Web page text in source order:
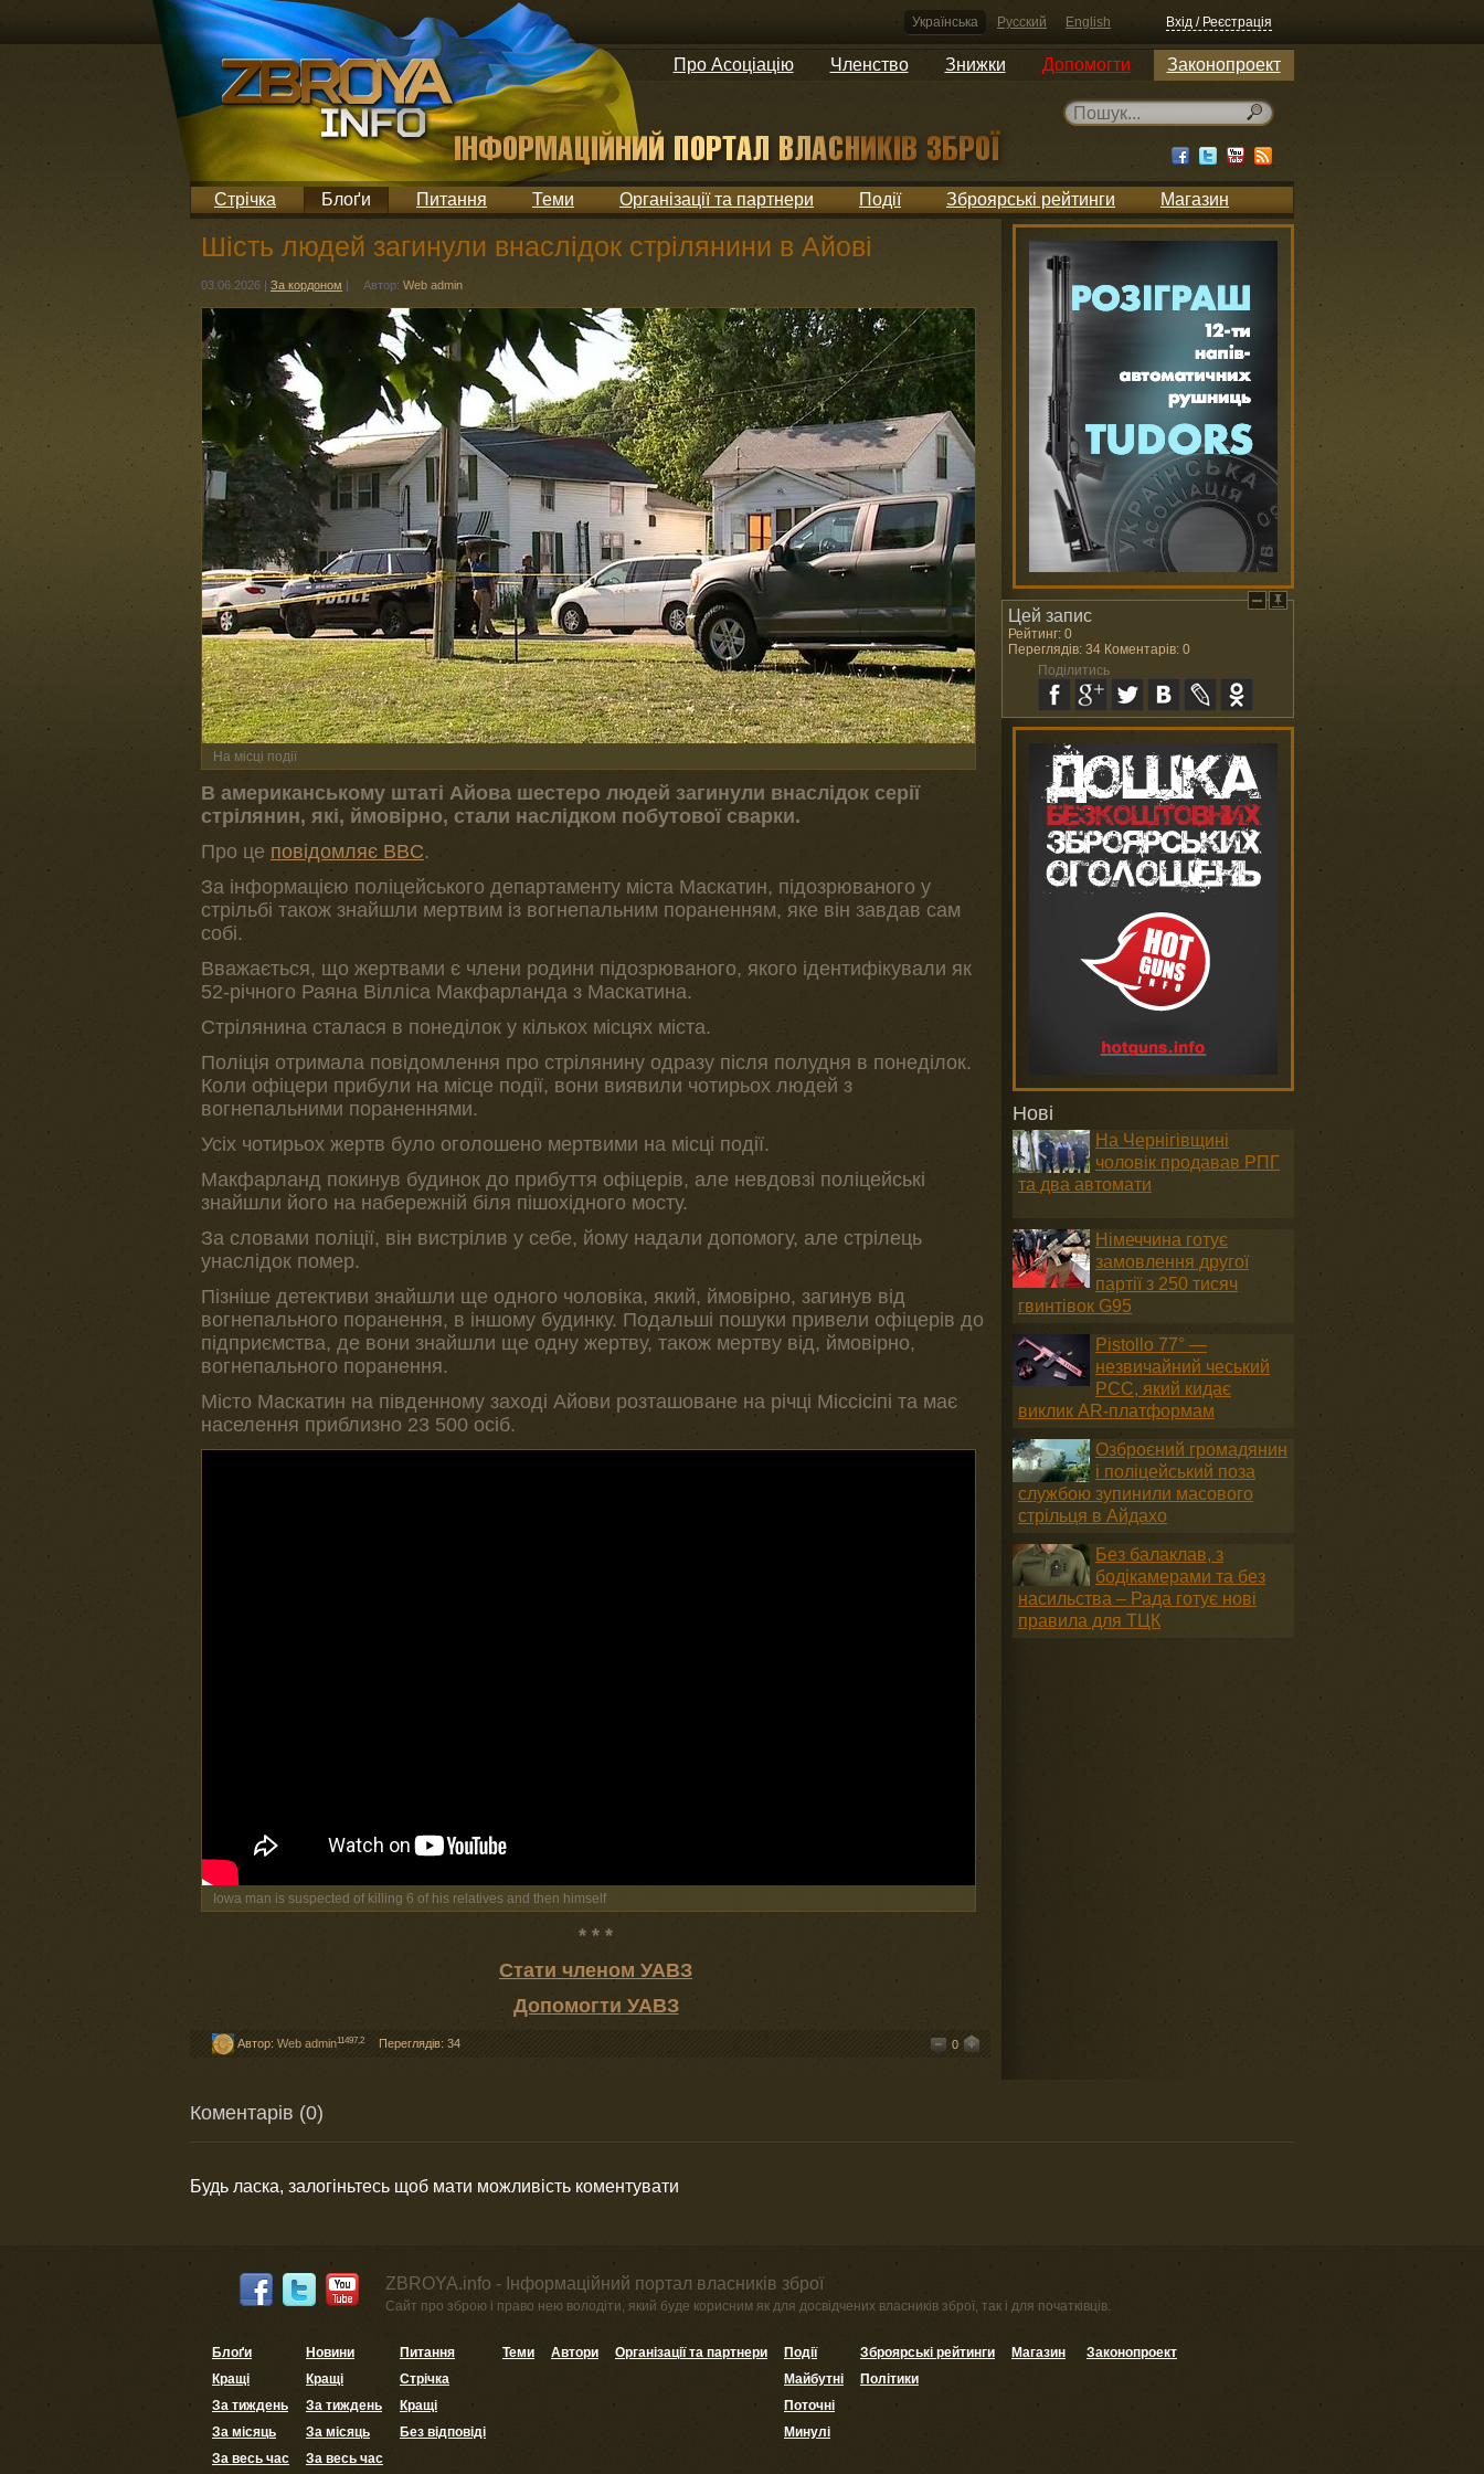
Українська Русский English Вхід / Реєстрація
Про Асоціацію Членство Знижки Допомогти Законопроект
Стрічка Блоґи Питання Теми Організації та партнери Події Зброярські рейтинги Магазин
Шість людей загинули внаслідок стрілянини в Айові
03.06.2026 | За кордоном | Автор: Web admin
На місці події
В американському штаті Айова шестеро людей загинули внаслідок серії
стрілянин, які, ймовірно, стали наслідком побутової сварки.
Про це повідомляє BBC.
За інформацією поліцейського департаменту міста Маскатин, підозрюваного у
стрільбі також знайшли мертвим із вогнепальним пораненням, яке він завдав сам
собі.
Вважається, що жертвами є члени родини підозрюваного, якого ідентифікували як
52-річного Раяна Вілліса Макфарланда з Маскатина.
Стрілянина сталася в понеділок у кількох місцях міста.
Поліція отримала повідомлення про стрілянину одразу після полудня в понеділок.
Коли офіцери прибули на місце події, вони виявили чотирьох людей з
вогнепальними пораненнями.
Усіх чотирьох жертв було оголошено мертвими на місці події.
Макфарланд покинув будинок до прибуття офіцерів, але невдовзі поліцейські
знайшли його на набережній біля пішохідного мосту.
За словами поліції, він вистрілив у себе, йому надали допомогу, але стрілець
унаслідок помер.
Пізніше детективи знайшли ще одного чоловіка, який, ймовірно, загинув від
вогнепального поранення, в іншому будинку. Подальші пошуки привели офіцерів до
підприємства, де вони знайшли ще одну жертву, також мертву від, ймовірно,
вогнепального поранення.
Місто Маскатин на південному заході Айови розташоване на річці Міссісіпі та має
населення приблизно 23 500 осіб.
Iowa man is suspected of killing 6 of his relatives and then himself
* * *
Стати членом УАВЗ
Допомогти УАВЗ
Автор: Web admin11497,2 Переглядів: 34 0
Нові
На Чернігівщині
чоловік продавав РПГ
та два автомати
Німеччина готує
замовлення другої
партії з 250 тисяч
гвинтівок G95
Pistollo 77° —
незвичайний чеський
PCC, який кидає
виклик AR-платформам
Озброєний громадянин
і поліцейський поза
службою зупинили масового
стрільця в Айдахо
Без балаклав, з
бодікамерами та без
насильства – Рада готує нові
правила для ТЦК
Цей запис
Рейтинг: 0
Переглядів: 34 Коментарів: 0
Поділитись
Коментарів (0)
Будь ласка, залогіньтесь щоб мати можливість коментувати
ZBROYA.info - Інформаційний портал власників зброї
Сайт про зброю і право нею володіти, який буде корисним як для досвідчених власників зброї, так і для початківців.
Блоґи
Кращі
За тиждень
За місяць
За весь час
Новини
Кращі
За тиждень
За місяць
За весь час
Питання
Стрічка
Кращі
Без відповіді
Теми Автори Організації та партнери
Події
Майбутні
Поточні
Минулі
Зброярські рейтинги
Політики
Магазин Законопроект